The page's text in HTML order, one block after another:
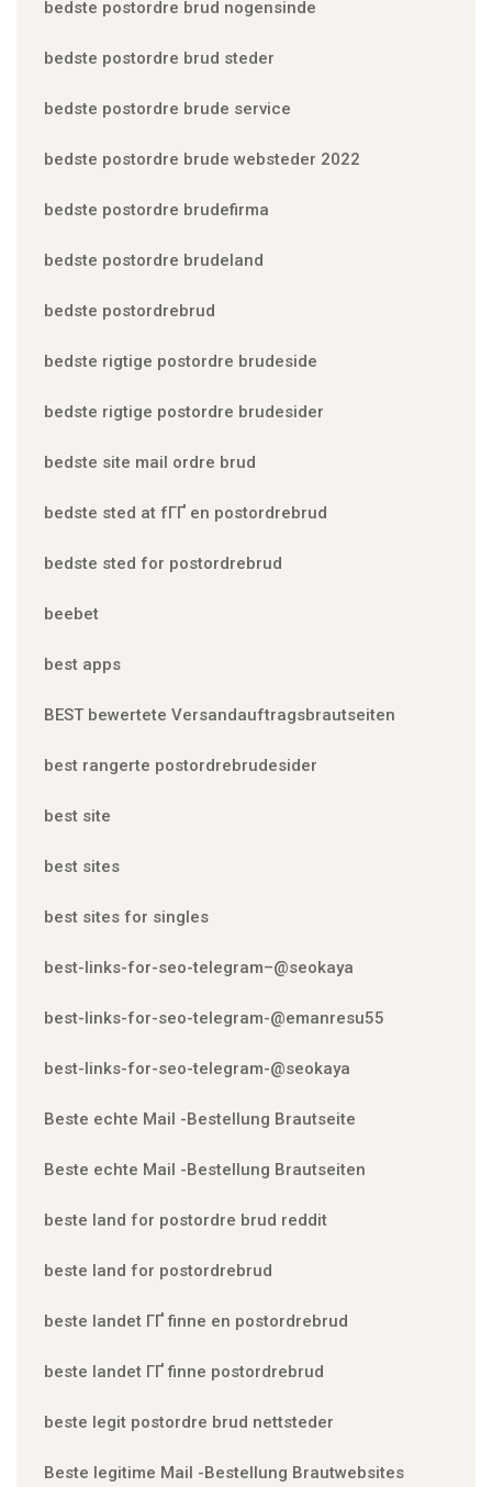
bedste postordre brud nogensinde
bedste postordre brud steder
bedste postordre brude service
bedste postordre brude websteder 2022
bedste postordre brudefirma
bedste postordre brudeland
bedste postordrebrud
bedste rigtige postordre brudeside
bedste rigtige postordre brudesider
bedste site mail ordre brud
bedste sted at fГҐ en postordrebrud
bedste sted for postordrebrud
beebet
best apps
BEST bewertete Versandauftragsbrautseiten
best rangerte postordrebrudesider
best site
best sites
best sites for singles
best-links-for-seo-telegram–@seokaya
best-links-for-seo-telegram-@emanresu55
best-links-for-seo-telegram-@seokaya
Beste echte Mail -Bestellung Brautseite
Beste echte Mail -Bestellung Brautseiten
beste land for postordre brud reddit
beste land for postordrebrud
beste landet ГҐ finne en postordrebrud
beste landet ГҐ finne postordrebrud
beste legit postordre brud nettsteder
Beste legitime Mail -Bestellung Brautwebsites